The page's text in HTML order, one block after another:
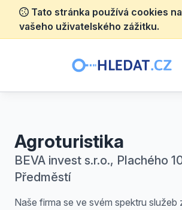
Tato stránka používá cookies
vašeho uživatelského zážitku.
Agroturistika
BEVA invest s.r.o., Plachého
Předměstí
Naše firma se ve svém spektru